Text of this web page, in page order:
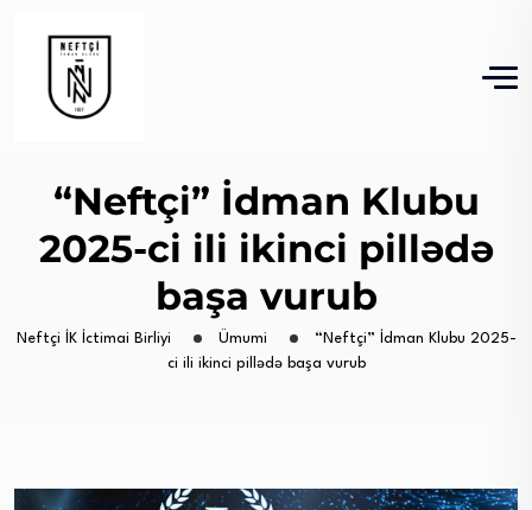
“Neftçi” İdman Klubu
2025-ci ili ikinci pillədə
başa vurub
Neftçi İK İctimai Birliyi Ümumi
“Neftçi” İdman Klubu 2025-
ci ili ikinci pillədə başa vurub